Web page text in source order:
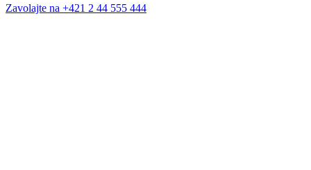
Zavolajte na +421 2 44 555 444